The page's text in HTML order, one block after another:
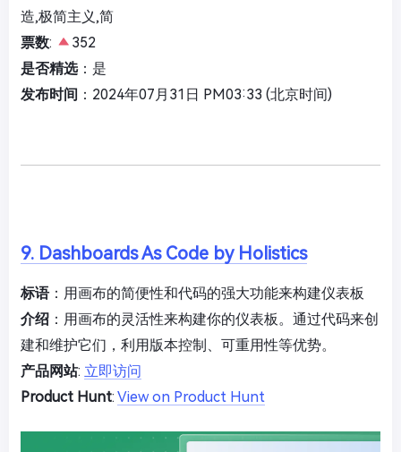
造,极简主义,简
票数:
352
是否精选：是
发布时间 ：2024年07月31日 PM03:33 (北京时间)
9. Dashboards As Code by Holistics
标语：用画布的简便性和代码的强大功能来构建仪表板
介绍 ：用画布的灵活性来构建你的仪表板。通过代码来创
建和维护它们，利用版本控制、可重用性等优势。
产品网站: 立即访问
Product Hunt: View on Product Hunt